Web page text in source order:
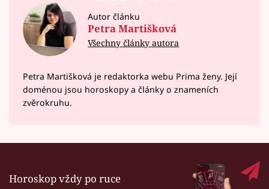
Autor článku
Petra Martišková
Všechny články autora
Petra Martišková je redaktorka webu Prima ženy. Její
doménou jsou horoskopy a články o znameních
zvěrokruhu.
Horoskop vždy po ruce